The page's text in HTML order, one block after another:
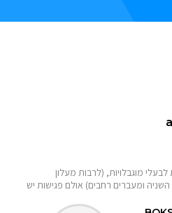
מוגבלויות, (לרבות מעלון
ומעברים רחבים) אולם פגישות יש